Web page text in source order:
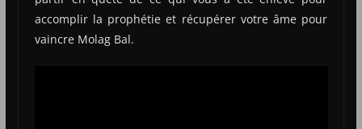
accomplir la prophétie et récupérer votre âme pour
vaincre Molag Bal.